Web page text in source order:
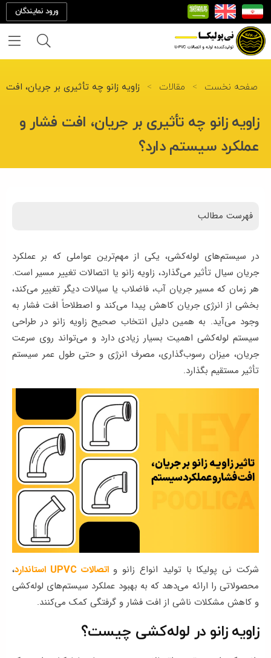
ورود نمایندگان
خانه
ما
تماس
محصولات
ها
وبلاگ
پشتیبانی
صفحه نخست > مقالات > زاویه زانو چه تأثیری بر جریان،
زاویه زانو چه تأثیری بر جریان، افت فشار و
عملکرد سیستم دارد؟
فهرست مطالب
در سیستم‌های لوله‌کشی، یکی از مهم‌ترین عواملی که بر عملکرد
جریان سیال تأثیر می‌گذارد، زاویه زانو یا اتصالات تغییر مسیر است.
هر زمان که مسیر جریان آب، فاضلاب یا سیالات دیگر تغییر می‌کند،
بخشی از انرژی جریان کاهش پیدا می‌کند و اصطلاحاً افت فشار به
وجود می‌آید. به همین دلیل انتخاب صحیح زاویه زانو در طراحی
سیستم لوله‌کشی اهمیت بسیار زیادی دارد و می‌تواند روی سرعت
جریان، میزان رسوب‌گذاری، مصرف انرژی و حتی طول عمر سیستم
تأثیر مستقیم بگذارد.
شرکت نی پولیکا با تولید انواع زانو واتصالات UPVC استاندارد
،
محصولاتی را ارائه می‌دهد که به بهبود عملکرد سیستم‌های لوله‌کشی
و کاهش مشکلات ناشی از افت فشار و گرفتگی کمک می‌کنند.
زاویه زانو در لوله‌کشی چیست؟